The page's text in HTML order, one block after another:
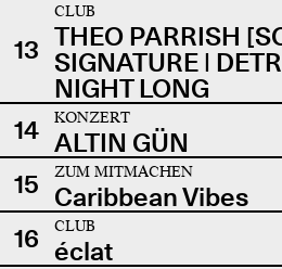
13
CLUB
THEO PARRISH
SIGNATURE |
NIGHT LONG
14
KONZERT
ALTIN GÜN
15
ZUM MITMACHEN
Caribbean Vibes
16
CLUB
éclat